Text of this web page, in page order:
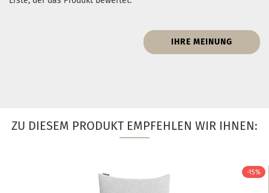
IHRE MEINUNG
ZU DIESEM PRODUKT EMPFEHLEN WIR IHNEN:
-15%